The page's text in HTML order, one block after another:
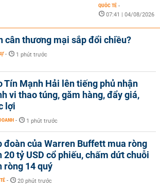
QUỐC TẾ -
07:41 | 04/08/2026
cân thương mại sắp đổi chiều?
- 1 phút trước
Tín Mạnh Hải lên tiếng phủ nhận
vi thao túng, găm hàng, đẩy giá,
lợi
- 1 phút trước
đoàn của Warren Buffett mua ròng
20 tỷ USD cổ phiếu, chấm dứt chuỗi
ròng 14 quý
- 20 phút trước